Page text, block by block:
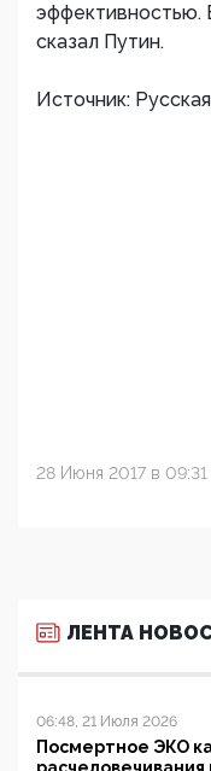
сказал Путин.
Источник:
28 Июня 2017 в 09:31
ЛЕНТА
06:48, 21 Июля 2026
Посмертное ЭКО